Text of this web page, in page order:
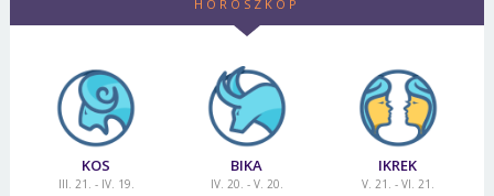
HOROSZKÓP
KOS
III. 21. - IV. 19.
BIKA
IV. 20. - V. 20.
IKREK
V. 21. - VI. 21.